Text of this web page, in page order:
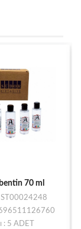
70 ml
ST00024248
: 5 ADET